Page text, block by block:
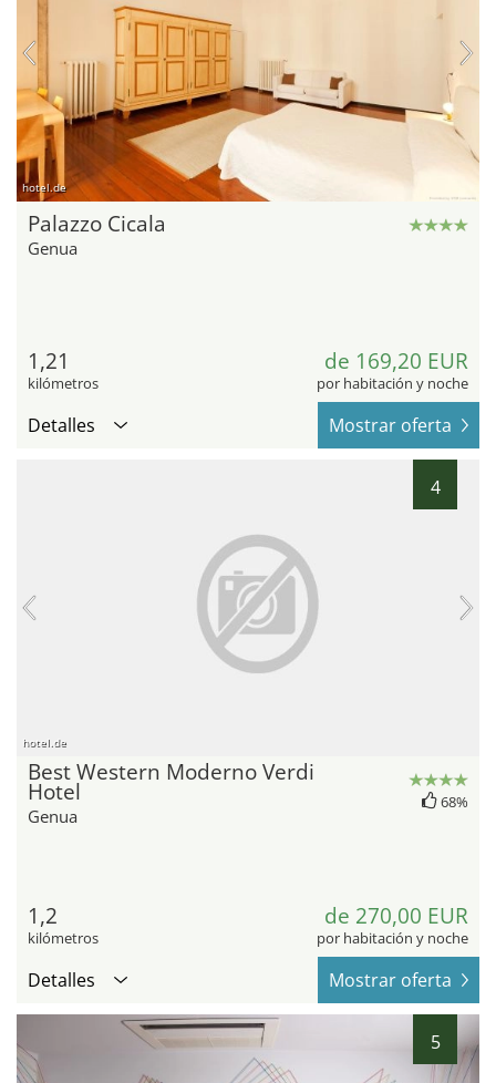
hotel.de
Palazzo Cicala
Genua
1,21
kilómetros
de 169,20 EUR
por habitación y noche
Detalles Mostrar oferta
4
hotel.de
Best Western Moderno Verdi
Hotel
Genua
68%
1,2
kilómetros
de 270,00 EUR
por habitación y noche
Detalles Mostrar oferta
5